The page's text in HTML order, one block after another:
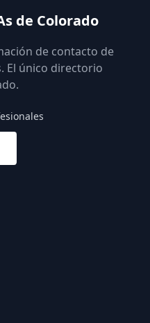
de Colorado
de contacto de
El único directorio